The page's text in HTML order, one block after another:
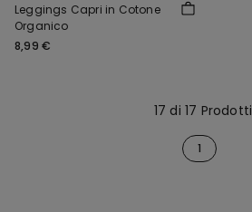
Leggings Capri in Cotone
Organico
8,99 €
17 di 17 Prodotti
1